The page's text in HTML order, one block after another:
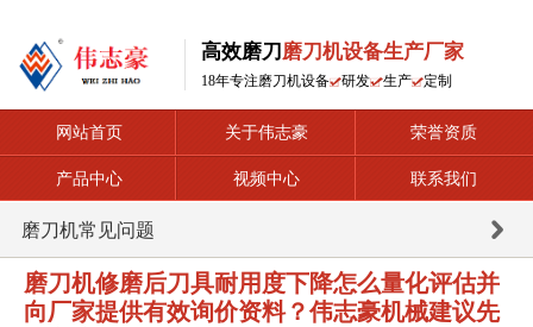
高效磨刀 磨刀机设备生产厂家
18年专注磨刀机设备 研发 生产 定制
网站首页 关于伟志豪 荣誉资质
产品中心 视频中心 联系我们
磨刀机常见问题
磨刀机修磨后刀具耐用度下降怎么量化评估并
向厂家提供有效询价资料？伟志豪机械建议先